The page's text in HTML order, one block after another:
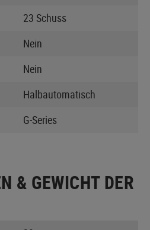
23 Schuss
Nein
Nein
Halbautomatisch
G-Series
& GEWICHT DER